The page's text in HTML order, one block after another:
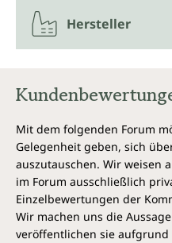
Hersteller
Mit dem folgenden Forum
Gelegenheit geben, sich
auszutauschen. Wir weisen
im Forum ausschließlich
Einzelbewertungen der
Wir machen uns die
veröffentlichen sie